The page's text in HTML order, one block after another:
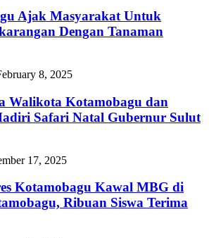
Ajak Masyarakat Untuk
Dengan Tanaman
8, 2025
Walikota Kotamobagu dan
Safari Natal Gubernur Sulut
17, 2025
Kotamobagu Kawal MBG di
Ribuan Siswa Terima